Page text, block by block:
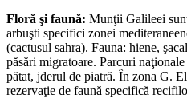
Floră şi faună: Munţii Galileei
arbuşti specifici zonei
(cactusul sahra). Fauna: hiene,
păsări migratoare. Parcuri
pătat, jderul de piatră. În zona G.
rezervaţie de faună specifică